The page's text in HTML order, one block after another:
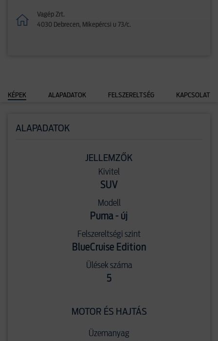
Vagép Zrt.
4030 Debrecen, Mikepércsi u 73/c.
KÉPEK ALAPADATOK FELSZERELTSÉG KAPCSOLAT
ALAPADATOK
JELLEMZŐK
Kivitel
SUV
Modell
Puma - új
Felszereltségi szint
BlueCruise Edition
Ülések száma
5
MOTOR ÉS HAJTÁS
Üzemanyag